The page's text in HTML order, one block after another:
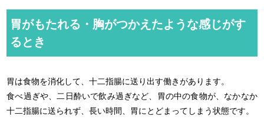
胃がもたれる・胸がつかえたような感じがす
るとき
胃は食物を消化して、十二指腸に送り出す働きがあります。
食べ過ぎや、二日酔いで飲み過ぎなど、胃の中の食物が、なかなか
十二指腸に送られず、長い時間、胃にとどまってしまう状態です。